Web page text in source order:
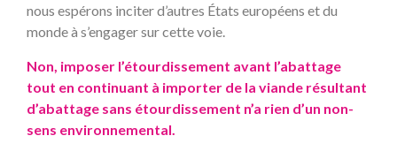
nous espérons inciter d’autres États européens et du
monde à s’engager sur cette voie.
Non, imposer l’étourdissement avant l’abattage
tout en continuant à importer de la viande résultant
d’abattage sans étourdissement n’a rien d’un non-
sens environnemental.